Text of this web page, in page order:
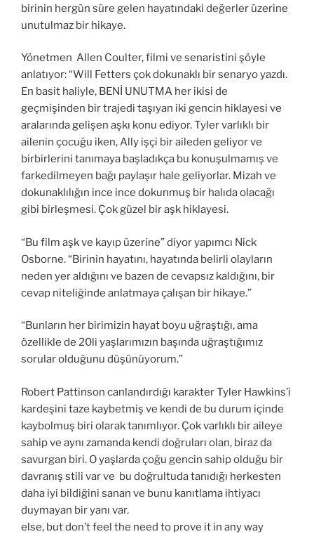
birinin hergün süre gelen hayatındaki değerler üzerine
unutulmaz bir hikaye.
Yönetmen Allen Coulter, filmi ve senaristini şöyle
anlatıyor: “Will Fetters çok dokunaklı bir senaryo yazdı.
En basit haliyle, BENİ UNUTMA her ikisi de
geçmişinden bir trajedi taşıyan iki gencin hiklayesi ve
aralarında gelişen aşkı konu ediyor. Tyler varlıklı bir
ailenin çocuğu iken, Ally işçi bir aileden geliyor ve
birbirlerini tanımaya başladıkça bu konuşulmamış ve
farkedilmeyen bağı paylaşır hale geliyorlar. Mizah ve
dokunaklılığın ince ince dokunmuş bir halıda olacağı
gibi birleşmesi. Çok güzel bir aşk hiklayesi.
“Bu film aşk ve kayıp üzerine” diyor yapımcı Nick
Osborne. “Birinin hayatını, hayatında belirli olayların
neden yer aldığını ve bazen de cevapsız kaldığını, bir
cevap niteliğinde anlatmaya çalışan bir hikaye.”
“Bunların her birimizin hayat boyu uğraştığı, ama
özellikle de 20li yaşlarımızın başında uğraştığımız
sorular olduğunu düşünüyorum.”
Robert Pattinson canlandırdığı karakter Tyler Hawkins’i
kardeşini taze kaybetmiş ve kendi de bu durum içinde
kaybolmuş biri olarak tanımlıyor. Çok varlıklı bir aileye
sahip ve aynı zamanda kendi doğruları olan, biraz da
savurgan biri. O yaşlarda çoğu gencin sahip olduğu bir
davranış stili var ve bu doğrultuda tanıdığı herkesten
daha iyi bildiğini sanan ve bunu kanıtlama ihtiyacı
duymayan bir yanı var.
else, but don’t feel the need to prove it in any way